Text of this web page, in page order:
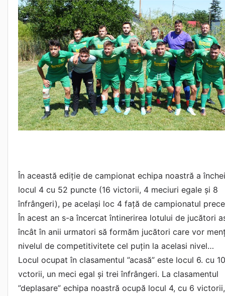
În această ediție de campionat echipa noastră a
locul 4 cu 52 puncte (16 victorii, 4 meciuri egale și 8
înfrângeri), pe același loc 4 față de campionatul
În acest an s-a încercat întinerirea lotului de jucători
încât în anii urmatori să formăm jucători care vor
nivelul de competitivitete cel puțin la acelasi nivel…
Locul ocupat în clasamentul ”acasă” este locul 6. cu 10
vctorii, un meci egal și trei înfrângeri. La clasamentul
”deplasare” echipa noastră ocupă locul 4, cu 6